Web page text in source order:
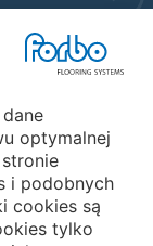
optymalnej
i podobnych
cookies są
tylko